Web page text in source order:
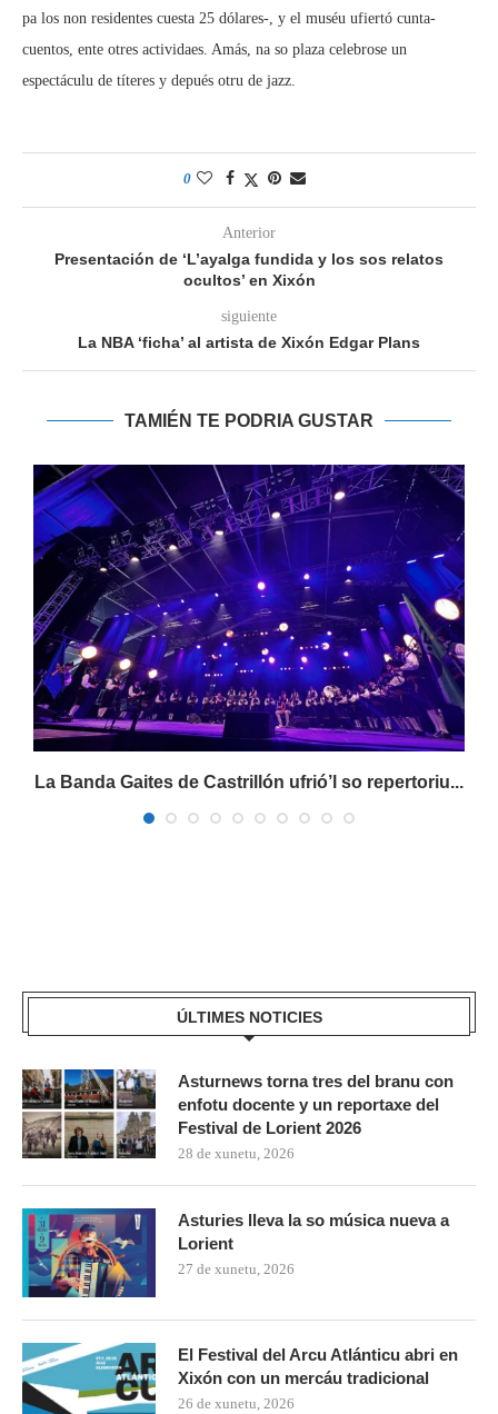
pa los non residentes cuesta 25 dólares-, y el muséu ufiertó cunta-
cuentos, ente otres actividaes. Amás, na so plaza celebrose un
espectáculu de títeres y depués otru de jazz.
0
Anterior
Presentación de ‘L’ayalga fundida y los sos relatos
ocultos’ en Xixón
siguiente
La NBA ‘ficha’ al artista de Xixón Edgar Plans
TAMIÉN TE PODRIA GUSTAR
La Banda Gaites de Castrillón ufrió’l so repertoriu...
ÚLTIMES NOTICIES
Asturnews torna tres del branu con
enfotu docente y un reportaxe del
Festival de Lorient 2026
28 de xunetu, 2026
Asturies lleva la so música nueva a
Lorient
27 de xunetu, 2026
El Festival del Arcu Atlánticu abri en
Xixón con un mercáu tradicional
26 de xunetu, 2026